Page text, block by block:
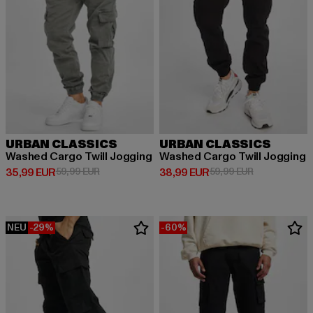
URBAN CLASSICS
Washed Cargo Twill Jogging
35,99 EUR
Derzeitiger Preis: 35,99 EUR
59,99 EURAktionspreis: 59,99 EUR
URBAN CLASSICS
Washed Cargo Twill Jogging
38,99 EUR
Derzeitiger Preis: 38,99 EUR
59,99 EURAktionspreis:
NEU -29% -60%